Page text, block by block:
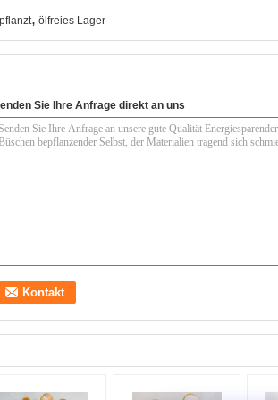
, ölfreies Lager
Sie Ihre Anfrage direkt an uns